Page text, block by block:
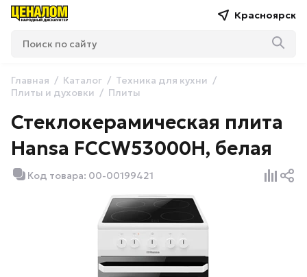
Красноярск
Главная Каталог
Техника для кухни
Плиты и духовки
Плиты
Стеклокерамическая плита
Hansa FCCW53000H, белая
Код товара: 00-00199421